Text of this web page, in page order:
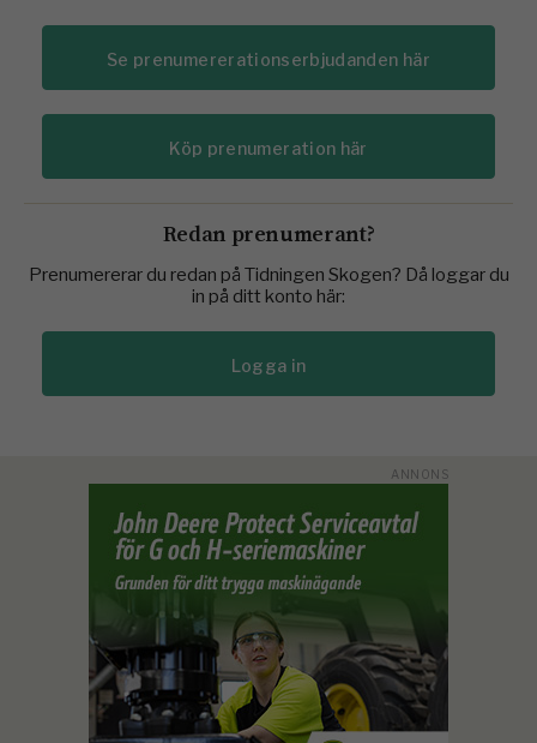
Se prenumererationserbjudanden här
Köp prenumeration här
Redan prenumerant?
Prenumererar du redan på Tidningen Skogen? Då loggar du
in på ditt konto här:
Logga in